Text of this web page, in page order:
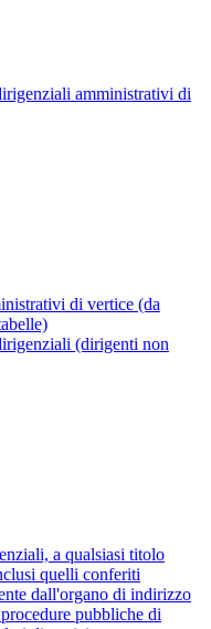
amministrativi di
di vertice (da
(dirigenti non
a qualsiasi titolo
quelli conferiti
dall'organo di indirizzo
pubbliche di